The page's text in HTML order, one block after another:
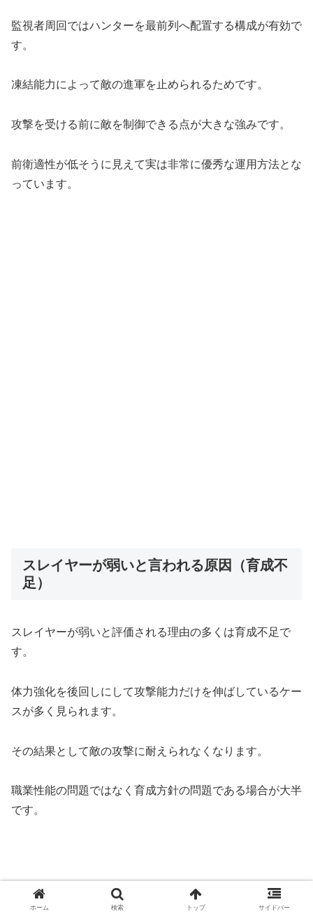
監視者周回ではハンターを最前列へ配置する構成が有効で
す。
凍結能力によって敵の進軍を止められるためです。
攻撃を受ける前に敵を制御できる点が大きな強みです。
前衛適性が低そうに見えて実は非常に優秀な運用方法とな
っています。
スレイヤーが弱いと言われる原因（育成不
足）
スレイヤーが弱いと評価される理由の多くは育成不足で
す。
体力強化を後回しにして攻撃能力だけを伸ばしているケー
スが多く見られます。
その結果として敵の攻撃に耐えられなくなります。
職業性能の問題ではなく育成方針の問題である場合が大半
です。
ホーム 検索 トップ サイドバー